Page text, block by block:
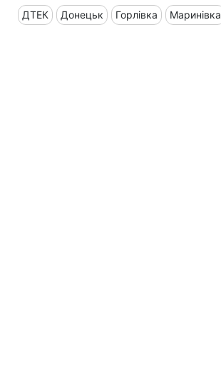
ДТЕК Донецьк Горлівка Маринівка